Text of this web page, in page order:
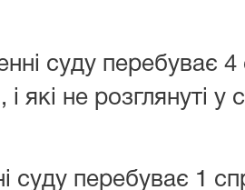
суду перебуває 4
і які не розглянуті
суду перебуває 1